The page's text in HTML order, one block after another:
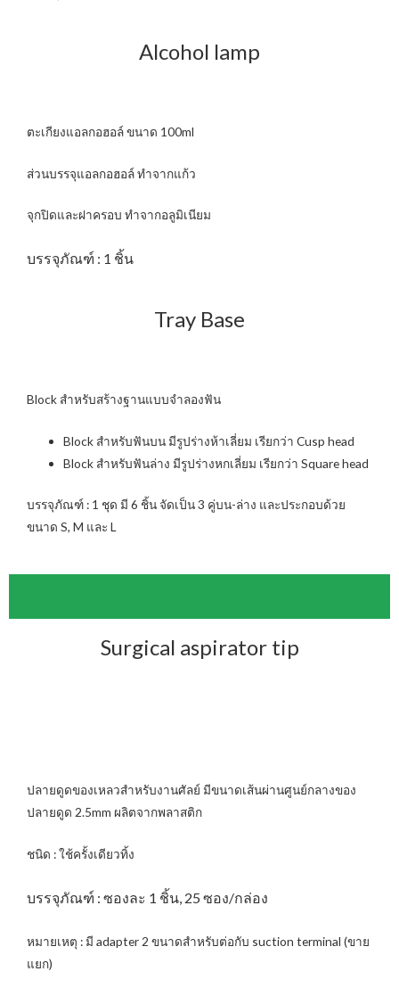
Alcohol lamp
ตะเกียงแอลกอฮอล์ ขนาด 100ml
ส่วนบรรจุแอลกอฮอล์ ทำจากแก้ว
จุกปิดและฝาครอบ ทำจากอลูมิเนียม
บรรจุภัณฑ์ : 1 ชิ้น
Tray Base
Block สำหรับสร้างฐานแบบจำลองฟัน
Block สำหรับฟันบน มีรูปร่างห้าเลี่ยม เรียกว่า Cusp head
Block สำหรับฟันล่าง มีรูปร่างหกเลี่ยม เรียกว่า Square head
บรรจุภัณฑ์ : 1 ชุด มี 6 ชิ้น จัดเป็น 3 คู่บน-ล่าง และประกอบด้วย
ขนาด S, M และ L
Surgical aspirator tip
ปลายดูดของเหลวสำหรับงานศัลย์ มีขนาดเส้นผ่านศูนย์กลางของ
ปลายดูด 2.5mm ผลิตจากพลาสติก
ชนิด : ใช้ครั้งเดียวทิ้ง
บรรจุภัณฑ์ : ซองละ 1 ชิ้น, 25 ซอง/กล่อง
หมายเหตุ : มี adapter 2 ขนาดสำหรับต่อกับ suction terminal (ขาย
แยก)